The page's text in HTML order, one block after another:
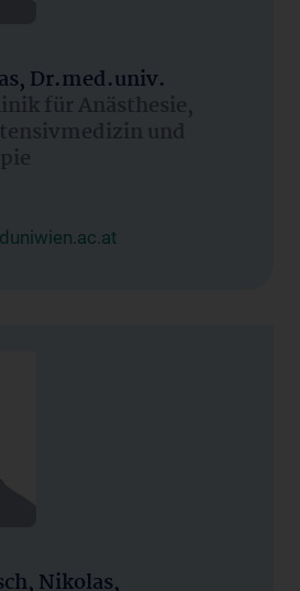
Dr.med.univ.
für Anästhesie,
und
Nikolas,